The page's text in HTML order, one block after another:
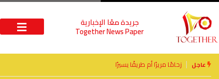
جريدة معًا الإخبارية
Together News Paper
عاجل الأخوة الأعداء وحتمًا لابد من لقاء